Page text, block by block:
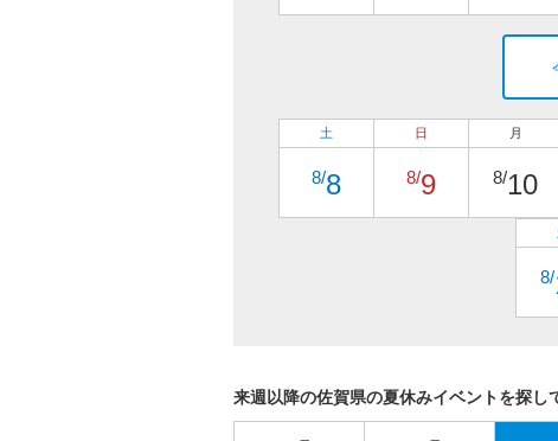
土
8/8
日
8/9
月
8/10
8/
来週以降の佐賀県の夏休みイベントを探し